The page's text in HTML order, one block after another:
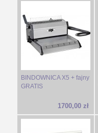
BINDOWNICA X5 + fajny
GRATIS
1700,00 zł